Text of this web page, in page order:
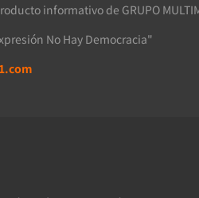
informativo de GRUPO
No Hay Democracia"